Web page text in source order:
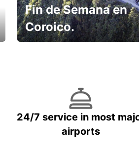
Fin de Semana en
Coroico.
24/7 service in most
airports